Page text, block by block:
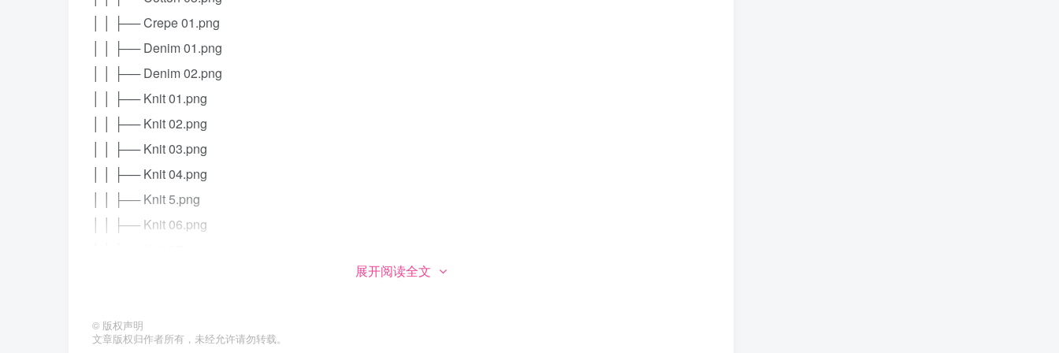
│ │ ├── Crepe 01.png
│ │ ├── Denim 01.png
│ │ ├── Denim 02.png
│ │ ├── Knit 01.png
│ │ ├── Knit 02.png
│ │ ├── Knit 03.png
│ │ ├── Knit 04.png
│ │ ├── Knit 5.png
│ │ ├── Knit 06.png
│ │ ├── Knit 10.png
展开阅读全文
© 版权声明
文章版权归作者所有，未经允许请勿转载。